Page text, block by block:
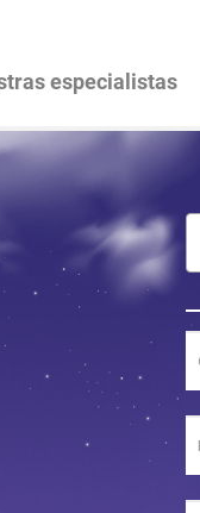
especialistas